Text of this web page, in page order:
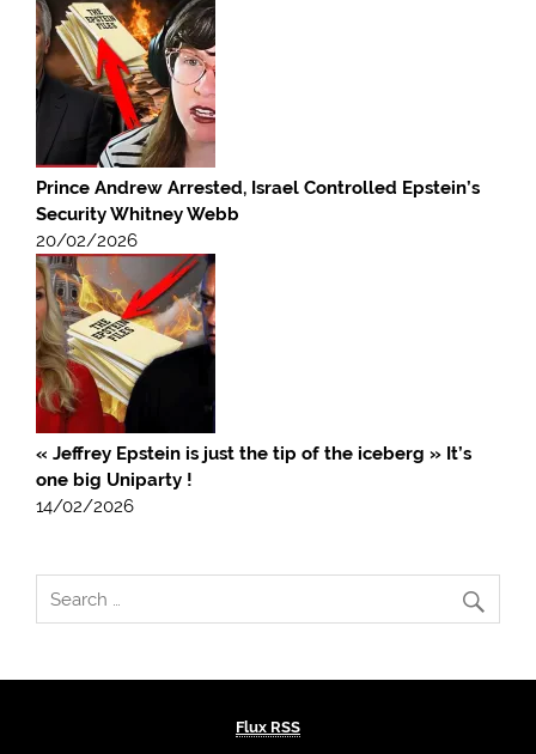
Prince Andrew Arrested, Israel Controlled Epstein’s
Security Whitney Webb
20/02/2026
« Jeffrey Epstein is just the tip of the iceberg » It’s
one big Uniparty !
14/02/2026
Flux RSS